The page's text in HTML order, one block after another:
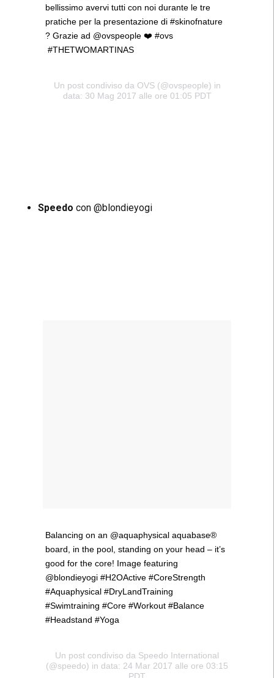
bellissimo avervi tutti con noi durante le tre
pratiche per la presentazione di #skinofnature
? Grazie ad @ovspeople ❤️ #ovs
#THETWOMARTINAS
Un post condiviso da OVS (@ovspeople) in
data: 30 Mag 2017 alle ore 01:05 PDT
Speedo con @blondieyogi
Balancing on an @aquaphysical aquabase®
board, in the pool, standing on your head – it’s
good for the core! Image featuring
@blondieyogi #H2OActive #CoreStrength
#Aquaphysical #DryLandTraining
#Swimtraining #Core #Workout #Balance
#Headstand #Yoga
Un post condiviso da Speedo International
(@speedo) in data: 24 Mar 2017 alle ore 03:15